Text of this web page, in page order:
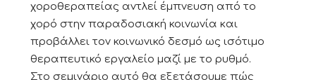
χοροθεραπείας αντλεί έμπνευση από το
χορό στην παραδοσιακή κοινωνία και
προβάλλει τον κοινωνικό δεσμό ως ισότιμο
θεραπευτικό εργαλείο μαζί με το ρυθμό.
Στο σεμινάριο αυτό θα εξετάσουμε πώς